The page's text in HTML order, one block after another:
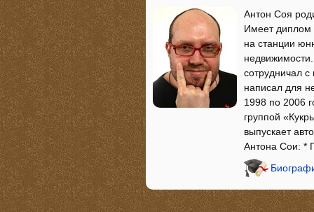
Антон Соя
Имеет диплом
на станции
сотрудничал
написал для
1998 по 2006
группой
выпускает
Антона Сои: *